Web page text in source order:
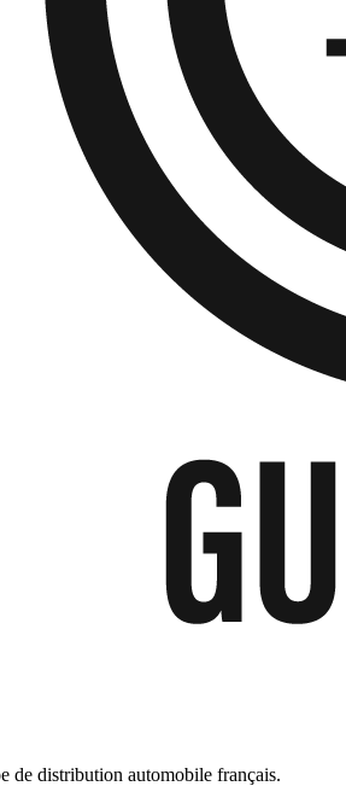
de distribution automobile français.